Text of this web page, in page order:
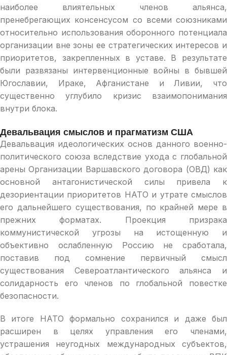
наиболее влиятельных членов альянса,
пренебрегающих консенсусом со всеми союзниками
относительно использования оборонного потенциала
организации вне зоны ее стратегических интересов и
приоритетов, закрепленных в уставе. В результате
были развязаны интервенционные войны в бывшей
Югославии, Ираке, Афганистане и Ливии, что
существенно углубило кризис взаимопонимания
внутри блока.
Девальвация смыслов и прагматизм США
Девальвация идеологических основ данного военно-
политического союза вследствие ухода с глобальной
арены Организации Варшавского договора (ОВД) как
основной антагонистической силы привела к
дезориентации приоритетов НАТО и утрате смыслов
его дальнейшего существования, по крайней мере в
прежних форматах. Проекция призрака
коммунистической угрозы на истощенную и
объективно ослабленную Россию не сработала,
поставив под сомнение первичный смысл
существования Североатлантического альянса и
солидарность его членов по глобальной повестке
безопасности.
В итоге НАТО формально сохранился и даже был
расширен в целях управления его членами,
устрашения неугодных международных субъектов,